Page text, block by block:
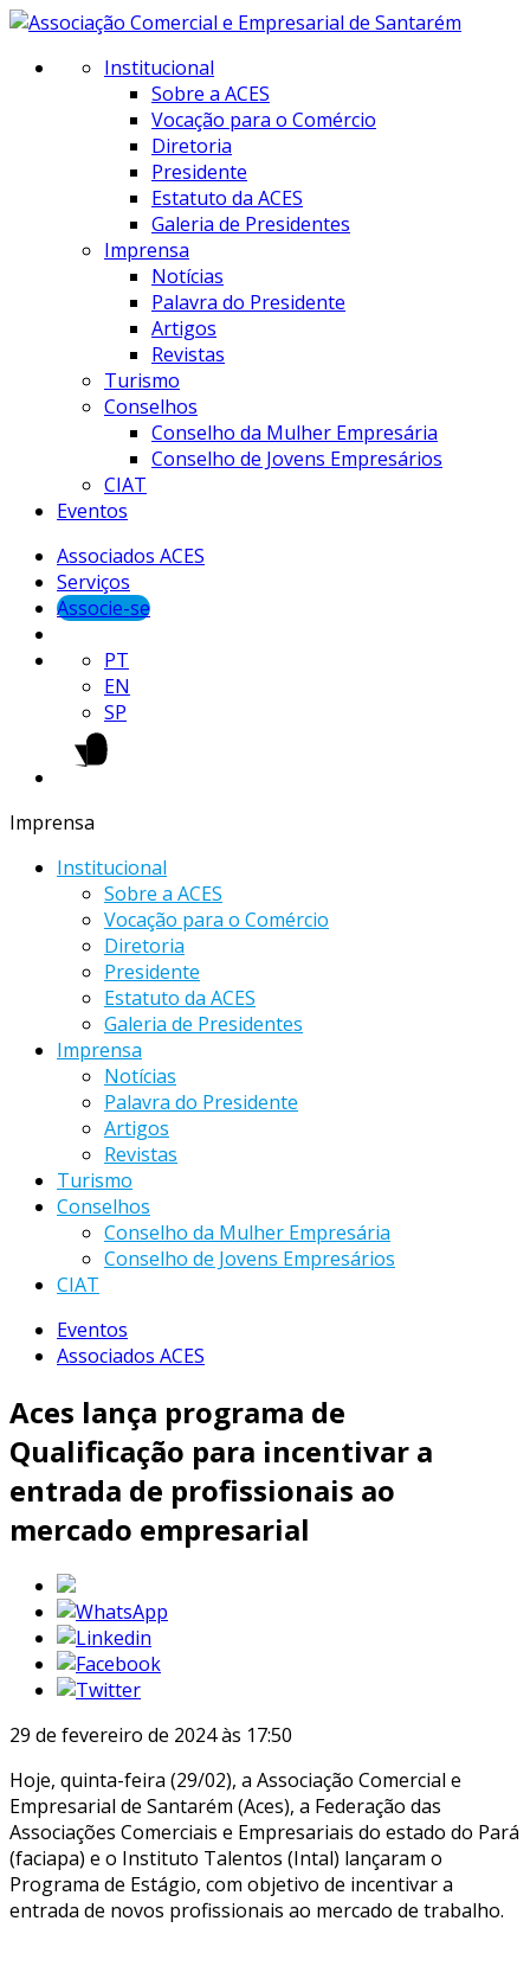
Institucional
Sobre a ACES
Vocação para o Comércio
Diretoria
Presidente
Estatuto da ACES
Galeria de Presidentes
Imprensa
Notícias
Palavra do Presidente
Artigos
Revistas
Turismo
Conselhos
Conselho da Mulher Empresária
Conselho de Jovens Empresários
CIAT
Eventos
Associados ACES
Serviços
Associe-se
PT
EN
SP
Imprensa
Institucional
Sobre a ACES
Vocação para o Comércio
Diretoria
Presidente
Estatuto da ACES
Galeria de Presidentes
Imprensa
Notícias
Palavra do Presidente
Artigos
Revistas
Turismo
Conselhos
Conselho da Mulher Empresária
Conselho de Jovens Empresários
CIAT
Eventos
Associados ACES
Aces lança programa de
Qualificação para incentivar a
entrada de profissionais ao
mercado empresarial
29 de fevereiro de 2024 às 17:50
Hoje, quinta-feira (29/02), a Associação Comercial e
Empresarial de Santarém (Aces), a Federação das
Associações Comerciais e Empresariais do estado do Pará
(faciapa) e o Instituto Talentos (Intal) lançaram o
Programa de Estágio, com objetivo de incentivar a
entrada de novos profissionais ao mercado de trabalho.